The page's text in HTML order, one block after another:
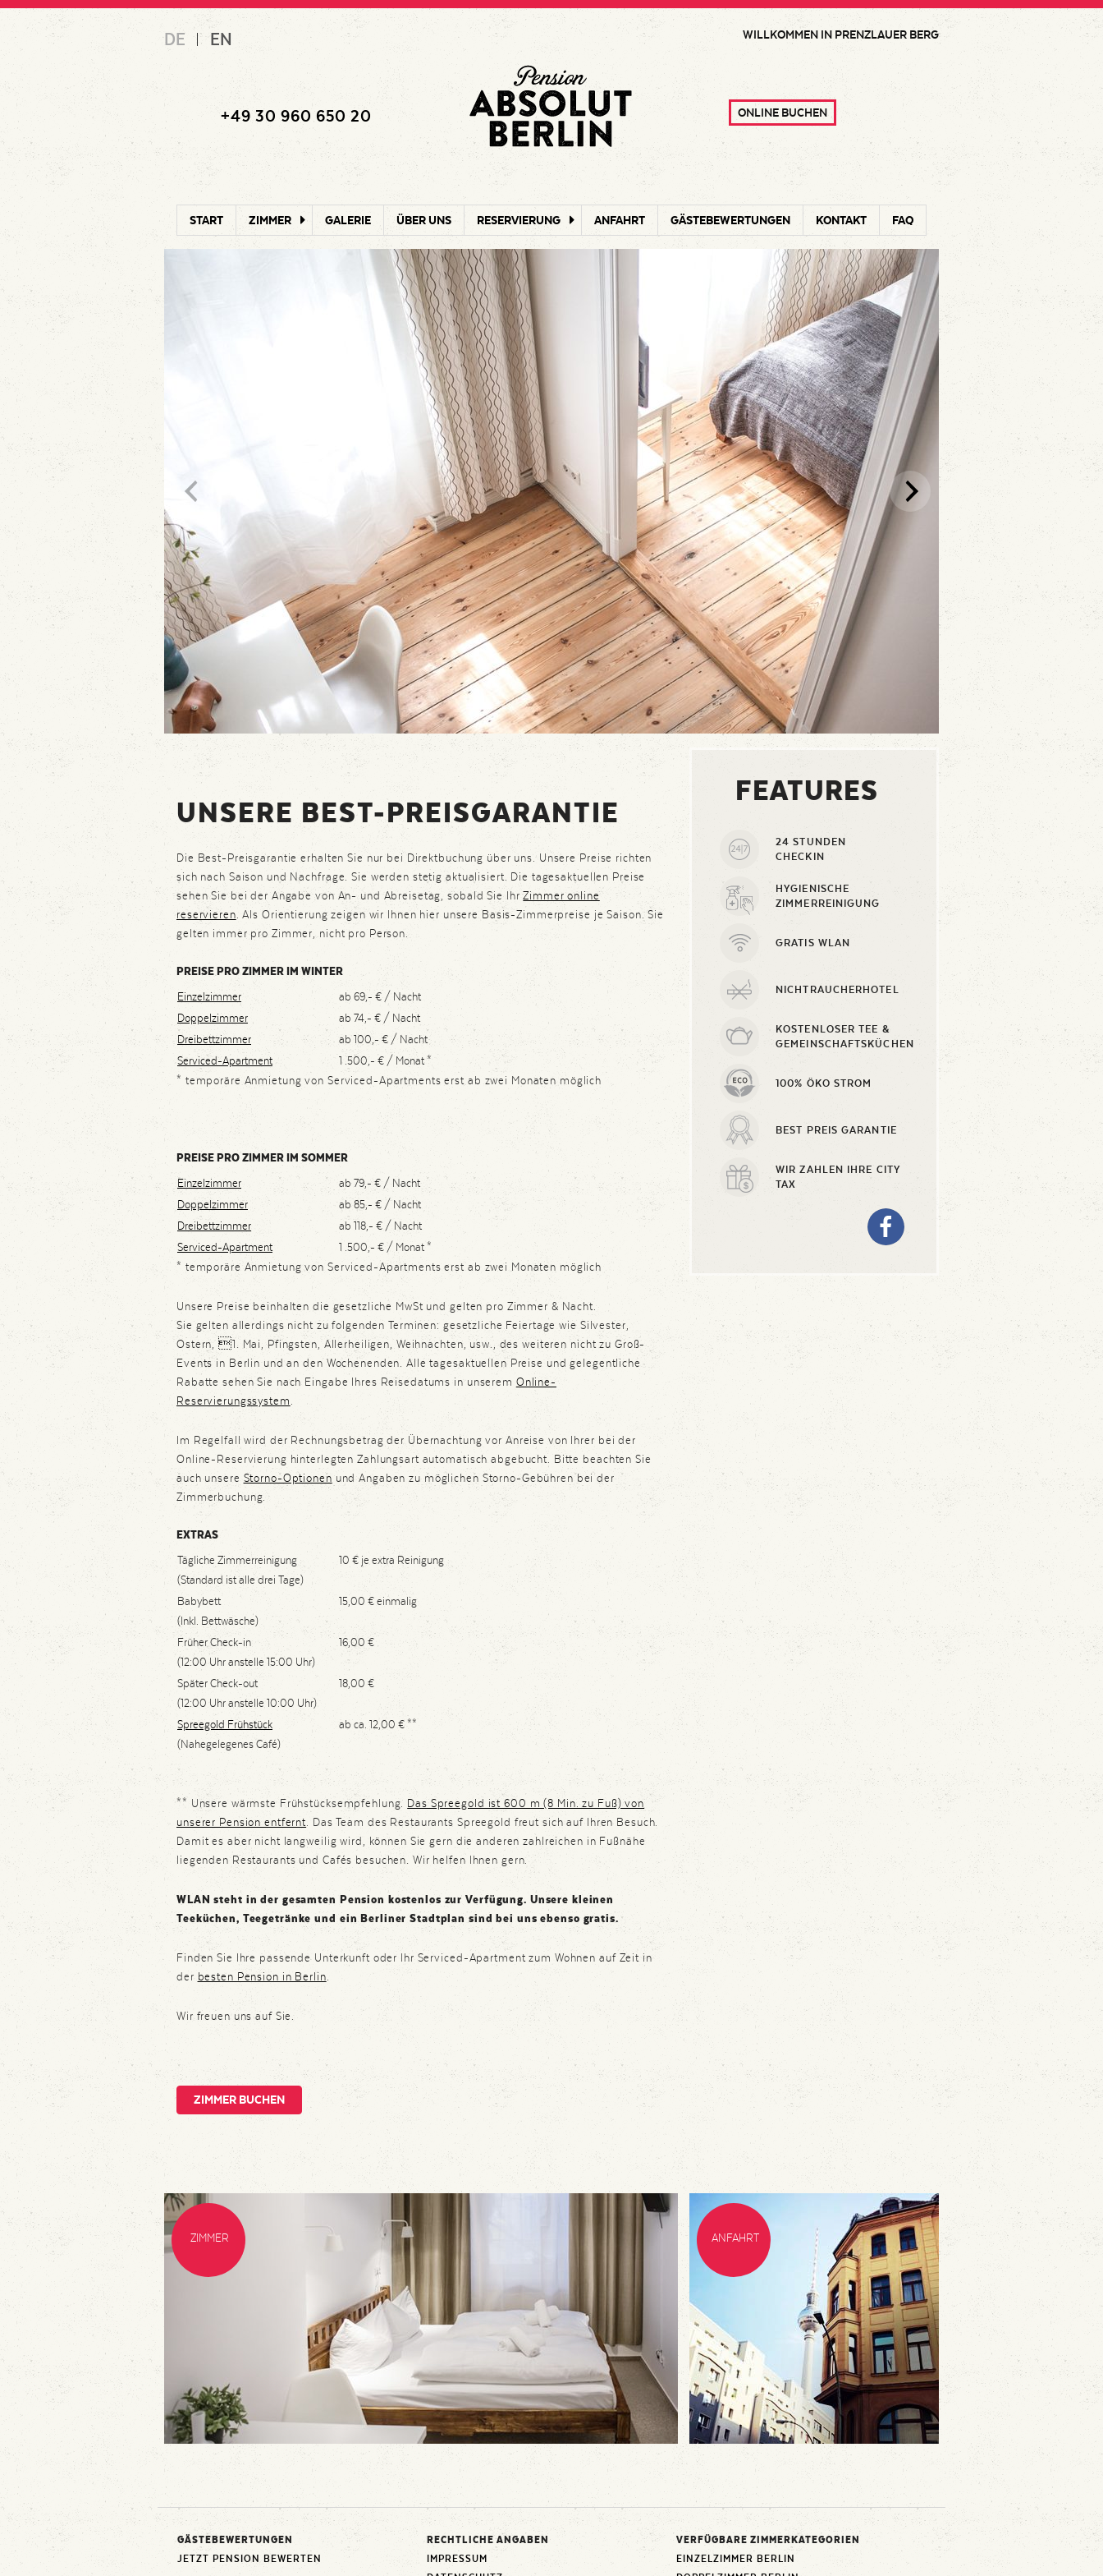
DE EN WILLKOMMEN IN PRENZLAUER BERG
+49 30 960 650 20 ONLINE BUCHEN
START ZIMMER GALERIE ÜBER UNS RESERVIERUNG ANFAHRT GÄSTEBEWERTUNGEN KONTAKT FAQ
UNSERE BEST-PREISGARANTIE
Die Best-Preisgarantie erhalten Sie nur bei Direktbuchung über uns. Unsere Preise richten
sich nach Saison und Nachfrage. Sie werden stetig aktualisiert. Die tagesaktuellen Preise
sehen Sie bei der Angabe von An- und Abreisetag, sobald Sie IhrZimmer online
reservieren . Als Orientierung zeigen wir Ihnen hier unsere Basis-Zimmerpreise je Saison. Sie
gelten immer pro Zimmer, nicht pro Person.
PREISE PRO ZIMMER IM WINTER
Einzelzimmer
ab 69,- € / Nacht
Doppelzimmer
ab 74,- € / Nacht
Dreibettzimmer
ab 100,- € / Nacht
Serviced-Apartment
1 .500,- € / Monat *
* temporäre Anmietung von Serviced-Apartments erst ab zwei Monaten möglich
PREISE PRO ZIMMER IM SOMMER
Einzelzimmer
ab 79,- € / Nacht
Doppelzimmer
ab 85,- € / Nacht
Dreibettzimmer
ab 118,- € / Nacht
Serviced-Apartment
1 .500,- € / Monat *
* temporäre Anmietung von Serviced-Apartments erst ab zwei Monaten möglich
Unsere Preise beinhalten die gesetzliche MwSt und gelten pro Zimmer & Nacht.
Sie gelten allerdings nicht zu folgenden Terminen: gesetzliche Feiertage wie Silvester,
Ostern, 1. Mai, Pfingsten, Allerheiligen, Weihnachten, usw., des weiteren nicht zu Groß-
Events in Berlin und an den Wochenenden. Alle tagesaktuellen Preise und gelegentliche
Rabatte sehen Sie nach Eingabe Ihres Reisedatums in unserem Online-
Reservierungssystem
Im Regelfall wird der Rechnungsbetrag der Übernachtung vor Anreise von Ihrer bei der
Online-Reservierung hinterlegten Zahlungsart automatisch abgebucht. Bitte beachten Sie
auch unsere Storno-Optionen und Angaben zu möglichen Storno-Gebühren bei der
Zimmerbuchung.
EXTRAS
Tägliche Zimmerreinigung
(Standard ist alle drei Tage)
10 € je extra Reinigung
Babybett
(Inkl. Bettwäsche)
15,00 € einmalig
Früher Check-in
(12:00 Uhr anstelle 15:00 Uhr)
16,00 €
Später Check-out
(12:00 Uhr anstelle 10:00 Uhr)
18,00 €
Spreegold Frühstück
(Nahegelegenes Café)
ab ca. 12,00 € **
** Unsere wärmste Frühstücksempfehlung. Das Spreegold ist 600 m (8 Min. zu Fuß) von
unserer Pension entfernt . Das Team des Restaurants Spreegold freut sich auf Ihren Besuch.
Damit es aber nicht langweilig wird, können Sie gern die anderen zahlreichen in Fußnähe
liegenden Restaurants und Cafés besuchen. Wir helfen Ihnen gern.
WLAN steht in der gesamten Pension kostenlos zur Verfügung. Unsere kleinen
Teeküchen, Teegetränke und ein Berliner Stadtplan sind bei uns ebenso gratis.
Finden Sie Ihre passende Unterkunft oder Ihr Serviced-Apartment zum Wohnen auf Zeit in
der besten Pension in Berlin
Wir freuen uns auf Sie.
ZIMMER BUCHEN
FEATURES
24 STUNDEN
CHECKIN
HYGIENISCHE
ZIMMERREINIGUNG
GRATIS WLAN
NICHTRAUCHERHOTEL
KOSTENLOSER TEE &
GEMEINSCHAFTSKÜCHEN
100% ÖKO STROM
BEST PREIS GARANTIE
WIR ZAHLEN IHRE CITY
TAX
ZIMMER ANFAHRT
GÄSTEBEWERTUNGEN
JETZT PENSION BEWERTEN
RECHTLICHE ANGABEN
IMPRESSUM
VERFÜGBARE ZIMMERKATEGORIEN
EINZELZIMMER BERLIN